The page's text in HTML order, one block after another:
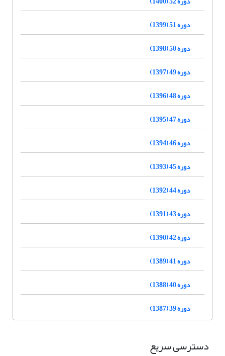
دوره 51 (1399)
دوره 50 (1398)
دوره 49 (1397)
دوره 48 (1396)
دوره 47 (1395)
دوره 46 (1394)
دوره 45 (1393)
دوره 44 (1392)
دوره 43 (1391)
دوره 42 (1390)
دوره 41 (1389)
دوره 40 (1388)
دوره 39 (1387)
دسترسی سریع